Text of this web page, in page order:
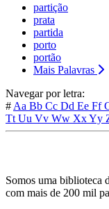
partição
prata
partida
porto
portão
Mais Palavras
Navegar por letra:
# Aa Bb Cc Dd Ee Ff
Tt Uu Vv Ww XxYy
Somos uma biblioteca
com mais de 200 mil